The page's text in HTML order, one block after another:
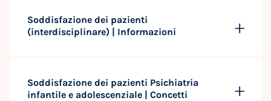
Soddisfazione dei pazienti
(interdisciplinare) | Informazioni
Soddisfazione dei pazienti Psichiatria
infantile e adolescenziale | Concetti